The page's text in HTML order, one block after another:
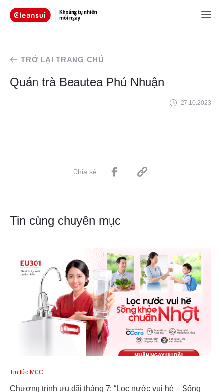
TRỞ LẠI TRANG CHỦ
Quán trà Beautea Phú Nhuận
27.10.2023
Chia sẻ
Tin cùng chuyên mục
Tin tức MCC
Chương trình ưu đãi tháng 7: “Lọc nước vui hè – Sống